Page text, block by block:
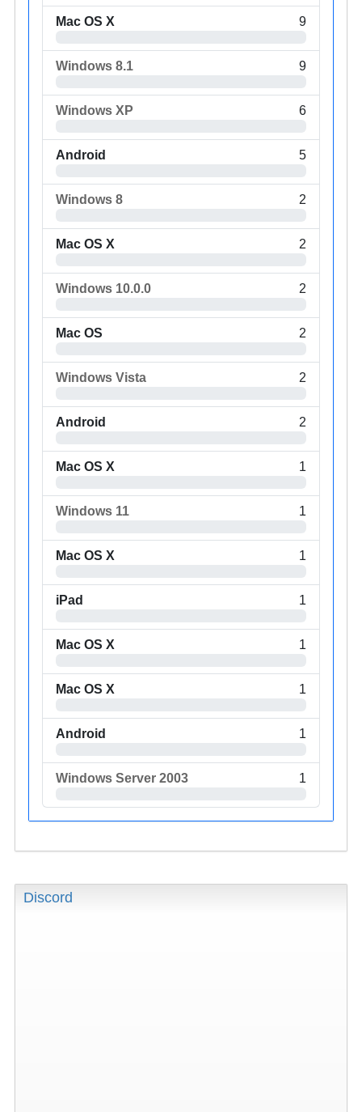
Mac OS X 9
Windows 8.1 9
Windows XP 6
Android 5
Windows 8 2
Mac OS X 2
Windows 10.0.0 2
Mac OS 2
Windows Vista 2
Android 2
Mac OS X 1
Windows 11 1
Mac OS X 1
iPad 1
Mac OS X 1
Mac OS X 1
Android 1
Windows Server 2003 1
Discord